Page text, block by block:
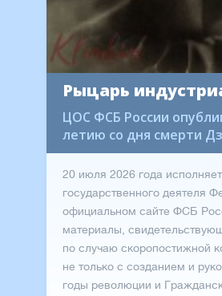
Рыцарь
ЦОС ФСБ России
летию со дня смерти
20 июля 2026 года
государственного деятеля
официальном сайте ФСБ
материалы,
по случаю скоропостижной
не только с созданием и
годы революции и